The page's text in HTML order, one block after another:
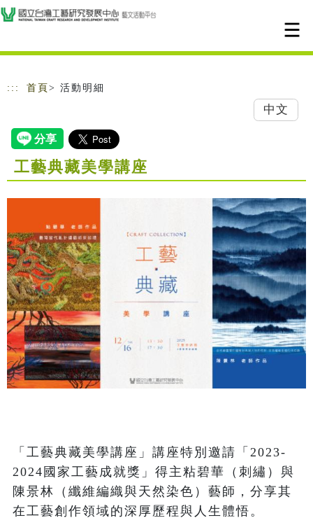
跳到主要內容
網站導覽
::: 首頁 > 活動明細
中文
工藝典藏美學講座
「工藝典藏美學講座」講座特別邀請「2023-
2024國家工藝成就獎」得主粘碧華（刺繡）與
陳景林（纖維編織與天然染色）藝師，分享其
在工藝創作領域的深厚歷程與人生體悟。